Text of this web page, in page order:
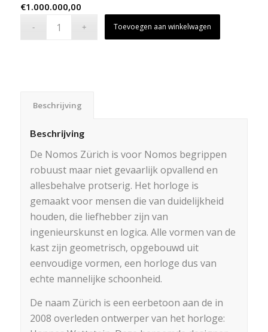
€1.000.000,00
Toevoegen aan winkelwagen
Beschrijving
Beschrijving
De Nomos Zürich is voor Nomos begrippen
robuust maar niet gevaarlijk opvallend en
allesbehalve protserig. Het horloge is
gemaakt voor mensen die van duidelijkheid
houden, die liefhebber zijn van
ingenieurskunst en logica. Alle vormen van de
kast zijn geometrisch, opgebouwd uit
eenvoudige vormen, een horloge dus van
echte mannelijke schoonheid.
De naam Zürich is een eerbetoon aan de in
2008 overleden ontwerper van het horloge: